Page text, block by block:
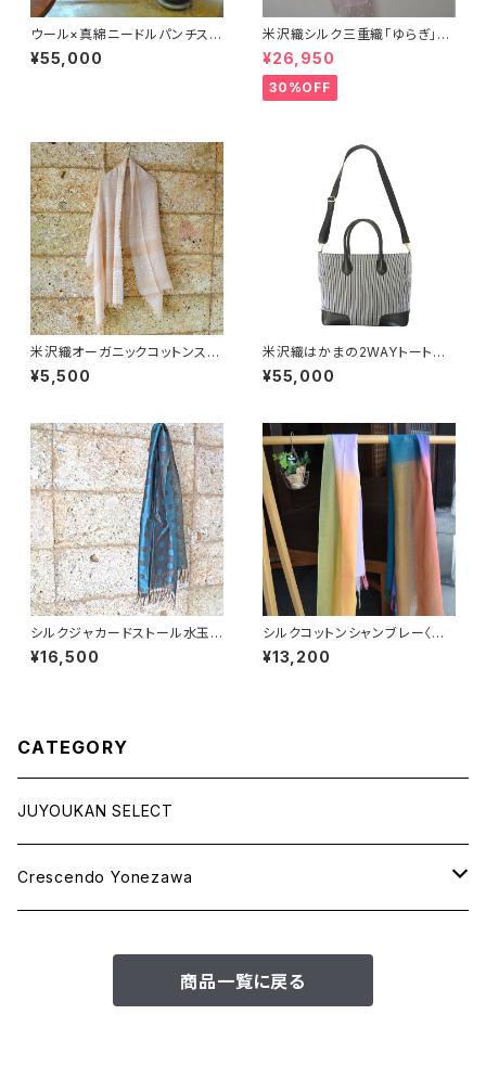
ウール×真綿ニードルパンチスト
ール
¥55,000
米沢織シルク三重織「ゆらぎ」ス
トール
¥26,950
30%OFF
米沢織オーガニックコットンスト
ール
¥5,500
米沢織はかまの2WAYトートバ
ッグ
¥55,000
シルクジャカードストール水玉
柄
¥16,500
シルクコットンシャンブレー〈ピ
ーコック〉
¥13,200
CATEGORY
JUYOUKAN SELECT
Crescendo Yonezawa
STOLE AUTUMN＆WINTER
商品一覧に戻る